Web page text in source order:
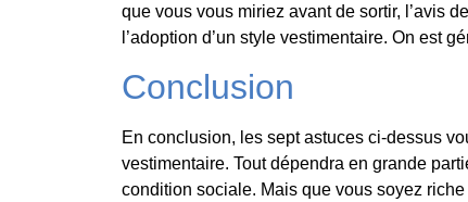
que vous vous miriez avant de sortir, l’avis
l’adoption d’un style vestimentaire. On est
Conclusion
En conclusion, les sept astuces ci-dessus
vestimentaire. Tout dépendra en grande
condition sociale. Mais que vous soyez